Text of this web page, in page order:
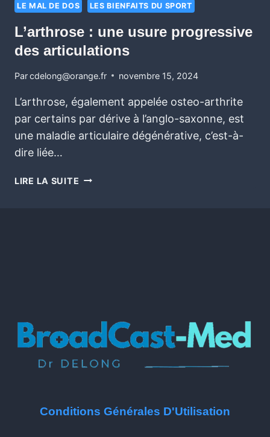
LE MAL DE DOS
LES BIENFAITS DU SPORT
L’arthrose : une usure progressive
des articulations
Parcdelong@orange.fr novembre 15, 2024
L’arthrose, également appelée osteo-arthrite
par certains par dérive à l’anglo-saxonne, est
une maladie articulaire dégénérative, c’est-à-
dire liée…
LIRE LA SUITE
Conditions Générales D'Utilisation